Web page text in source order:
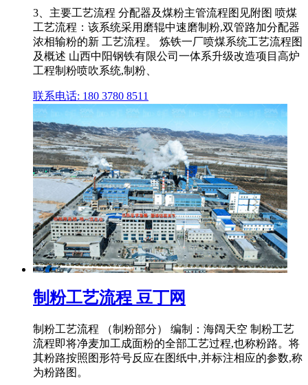
3、主要工艺流程 分配器及煤粉主管流程图见附图 喷煤
工艺流程：该系统采用磨辊中速磨制粉,双管路加分配器
浓相输粉的新 工艺流程。 炼铁一厂喷煤系统工艺流程图
及概述 山西中阳钢铁有限公司一体系升级改造项目高炉
工程制粉喷吹系统,制粉、
联系电话: 180 3780 8511
制粉工艺流程 豆丁网
制粉工艺流程 （制粉部分） 编制：海阔天空 制粉工艺
流程即将净麦加工成面粉的全部工艺过程,也称粉路。将
其粉路按照图形符号反应在图纸中,并标注相应的参数,称
为粉路图。